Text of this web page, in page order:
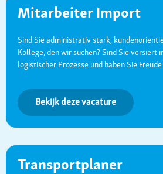
Mitarbeiter Import
Sind Sie administrativ stark,
Kollege, den wir suchen? Sind Sie versiert
logistischer Prozesse und haben Sie
Bekijk deze vacature
Transportplaner